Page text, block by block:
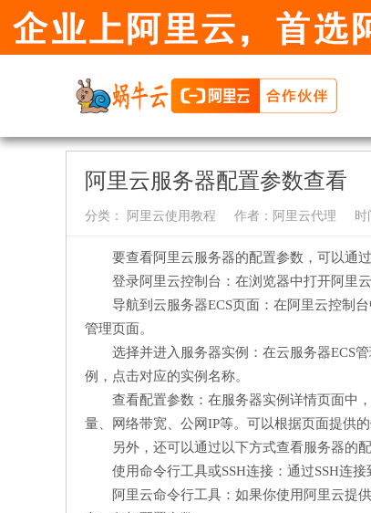
阿里云服务器配置参数查看
分类： 阿里云使用教程 作者： 阿里云代理 时
要查看阿里云服务器的配置参数，可以通
登录阿里云控制台：在浏览器中打开阿里
导航到云服务器ECS页面：在阿里云控制
管理页面。
选择并进入服务器实例：在云服务器ECS
例，点击对应的实例名称。
查看配置参数：在服务器实例详情页面中
量、网络带宽、公网IP等。可以根据页面提供
另外，还可以通过以下方式查看服务器的
使用命令行工具或SSH连接：通过SSH连
阿里云命令行工具：如果你使用阿里云提